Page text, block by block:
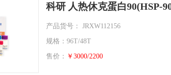
科研 人热休克蛋白90(HSP-
产品货号： JRXW112156
规格：96T/48T
售价： ￥3000/2200